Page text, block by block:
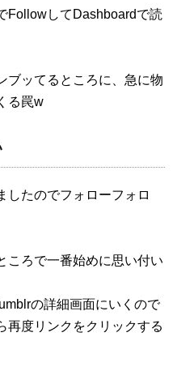
FollowしてDashboardで読
ブッてるところに、急に物
る罠w
したのでフォローフォロ
ころで一番始めに思い付い
の詳細画面にいくので
再度リンクをクリックする